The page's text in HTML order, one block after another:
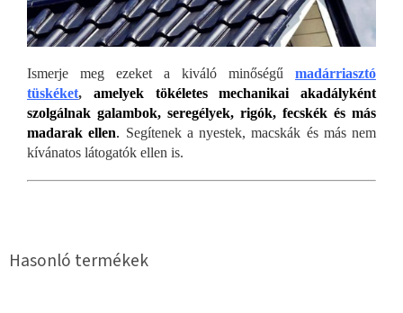
Ismerje meg ezeket a kiváló minőségű madárriasztó
tüskéket, amelyek tökéletes mechanikai akadályként
szolgálnak galambok, seregélyek, rigók, fecskék és más
madarak ellen. Segítenek a nyestek, macskák és más nem
kívánatos látogatók ellen is.